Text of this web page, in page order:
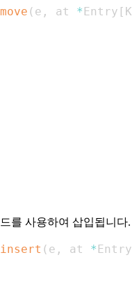
move ( e , at * Entry [ K
를 사용하여 삽입됩니다.
insert ( e , at * Entry